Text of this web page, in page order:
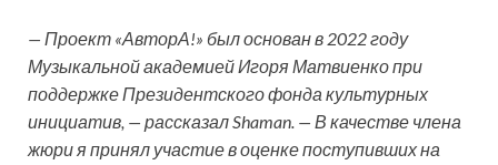
— Проект «АвторА!» был основан в 2022 году
Музыкальной академией Игоря Матвиенко при
поддержке Президентского фонда культурных
инициатив, — рассказал Shaman. — В качестве члена
жюри я принял участие в оценке поступивших на